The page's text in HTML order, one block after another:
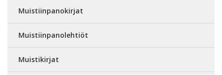
Muistiinpanokirjat
Muistiinpanolehtiöt
Muistikirjat